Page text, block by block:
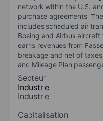
network within the U.S.
purchase agreements.
includes scheduled air
Boeing and Airbus
earns revenues from
breakage and net of
and Mileage Plan
Secteur
Industrie
Industrie
-
Capitalisation